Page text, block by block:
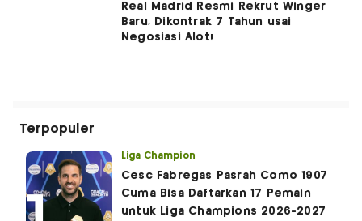
Real Madrid Resmi Rekrut Winger
Baru, Dikontrak 7 Tahun usai
Negosiasi Alot!
Terpopuler
Liga Champion
Cesc Fabregas Pasrah Como 1907
Cuma Bisa Daftarkan 17 Pemain
untuk Liga Champions 2026-2027